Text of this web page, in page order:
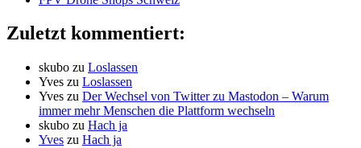
Zuletzt kommentiert:
skubo zu Loslassen
Yves zu Loslassen
Yves zu Der Wechsel von Twitter zu Mastodon – Warum
immer mehr Menschen die Plattform wechseln
skubo zu Hach ja
Yves zu Hach ja